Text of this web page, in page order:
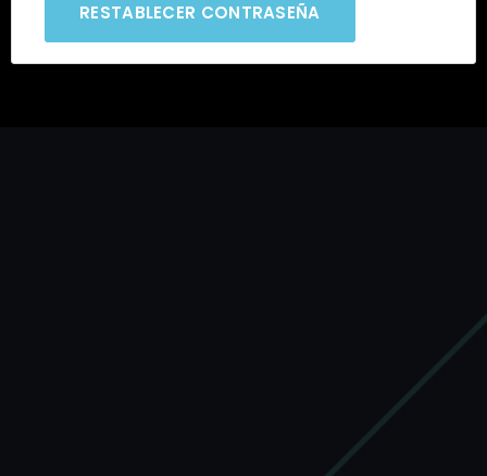
RESTABLECER CONTRASEÑA